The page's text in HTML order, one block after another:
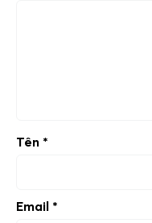
Tên *
Email *